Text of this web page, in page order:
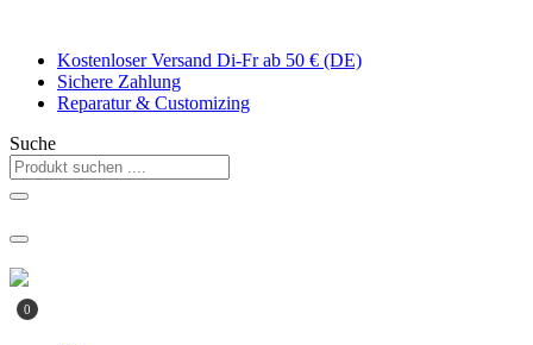
springenKostenloser Versand Di-Fr ab 50 € (DE)
Sichere Zahlung
Reparatur & Customizing
Suche
0